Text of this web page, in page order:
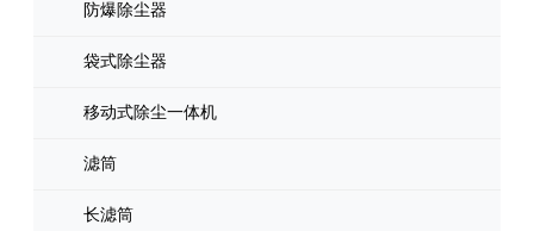
防爆除尘器
袋式除尘器
移动式除尘一体机
滤筒
长滤筒